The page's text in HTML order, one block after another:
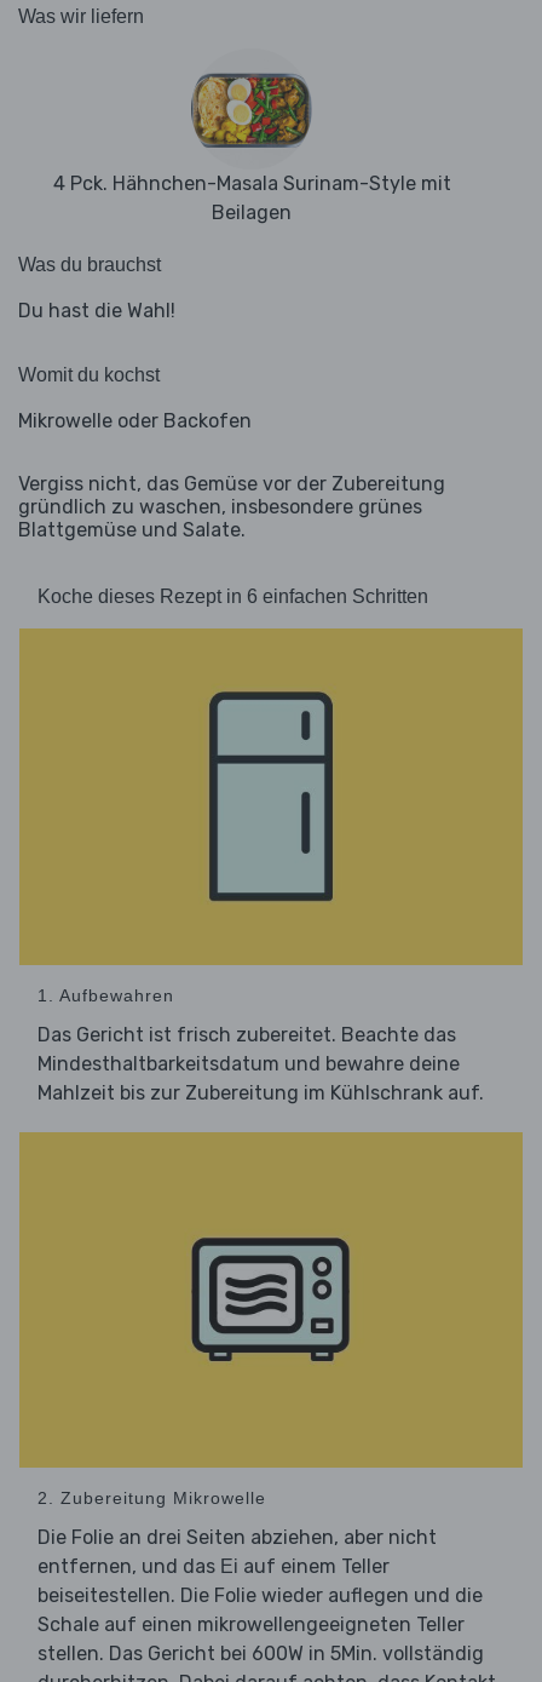
Was wir liefern
4 Pck. Hähnchen-Masala Surinam-Style mit
Beilagen
Was du brauchst
Du hast die Wahl!
Womit du kochst
Mikrowelle oder Backofen
Vergiss nicht, das Gemüse vor der Zubereitung
gründlich zu waschen, insbesondere grünes
Blattgemüse und Salate.
Koche dieses Rezept in 6 einfachen Schritten
1. Aufbewahren
Das Gericht ist frisch zubereitet. Beachte das
Mindesthaltbarkeitsdatum und bewahre deine
Mahlzeit bis zur Zubereitung im Kühlschrank auf.
2. Zubereitung Mikrowelle
Die Folie an drei Seiten abziehen, aber nicht
entfernen, und das Ei auf einem Teller
beiseitestellen. Die Folie wieder auflegen und die
Schale auf einen mikrowellengeeigneten Teller
stellen. Das Gericht bei 600W in 5Min. vollständig